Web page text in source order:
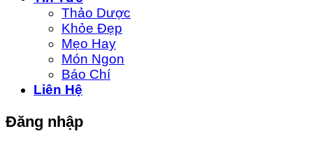
Thảo Dược
Khỏe Đẹp
Mẹo Hay
Món Ngon
Báo Chí
Liên Hệ
Đăng nhập